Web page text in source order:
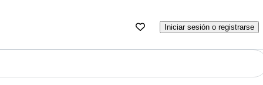
Iniciar sesión o registrarse